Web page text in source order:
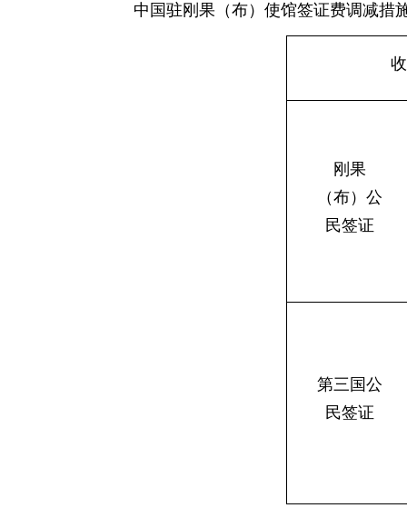
中国驻刚果（布）使馆签证费调减措
刚果
（布）公
民签证
第三国公
民签证